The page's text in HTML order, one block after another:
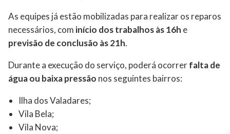
As equipes já estão mobilizadas para realizar os reparos
necessários, com início dos trabalhos às 16h e
previsão de conclusão às 21h.
Durante a execução do serviço, poderá ocorrerfalta de
água ou baixa pressão nos seguintes bairros:
Ilha dos Valadares;
Vila Bela;
Vila Nova;